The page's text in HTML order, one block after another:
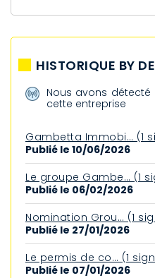
HISTORIQUE BY
Nous avons détecté
cette entreprise
Gambetta Immobi… (1
Publié le 10/06/2026
Le groupe Gambe… (1
Publié le 06/02/2026
Nomination Grou… (1
Publié le 27/01/2026
Le permis de co… (1
Publié le 07/01/2026